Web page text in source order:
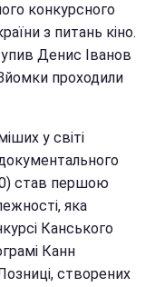
конкурсного
з питань кіно.
Денис Іванов
проходили
у світі
став першою
яка
Канського
Канн
створених